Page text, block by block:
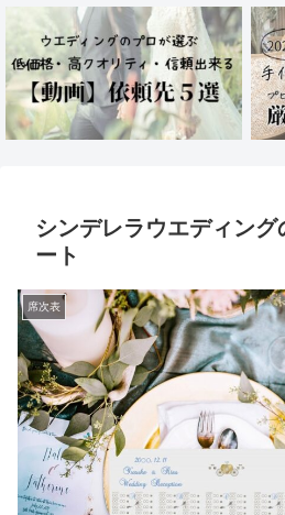
シンデレラウエディン
ート
席次表